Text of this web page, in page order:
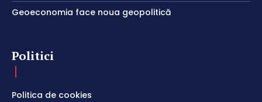
Geoeconomia face noua geopolitică
Politici
Politica de cookies